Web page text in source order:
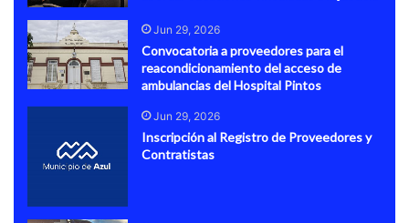
Jun 29, 2026
Convocatoria a proveedores para el
reacondicionamiento del acceso de
ambulancias del Hospital Pintos
Jun 29, 2026
Inscripción al Registro de Proveedores y
Contratistas